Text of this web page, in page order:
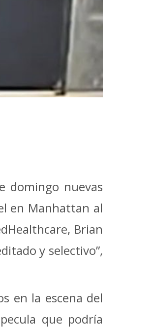
domingo nuevas
en Manhattan al
Brian
y selectivo”,
en la escena del
que podría